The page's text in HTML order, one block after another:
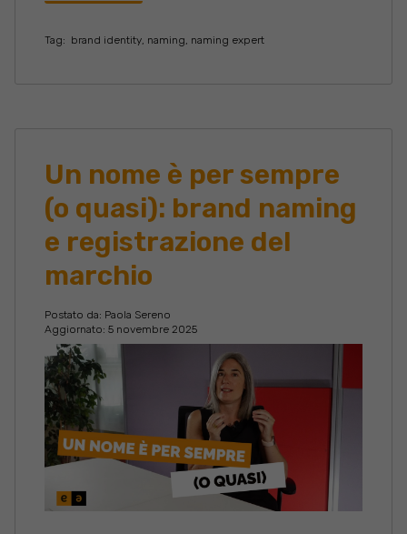
Tag: brand identity, naming, naming expert
Un nome è per sempre
(o quasi): brand naming
e registrazione del
marchio
Postato da: Paola Sereno
Aggiornato: 5 novembre 2025